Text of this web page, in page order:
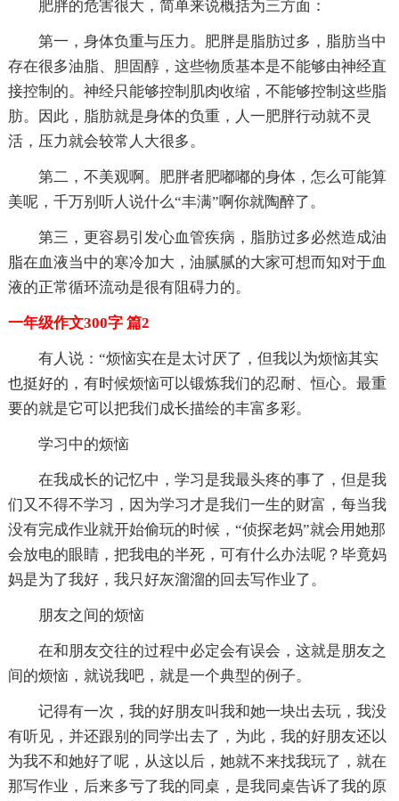
肥胖的危害很大，简单来说概括为三方面：
第一，身体负重与压力。肥胖是脂肪过多，脂肪当中
存在很多油脂、胆固醇，这些物质基本是不能够由神经直
接控制的。神经只能够控制肌肉收缩，不能够控制这些脂
肪。因此，脂肪就是身体的负重，人一肥胖行动就不灵
活，压力就会较常人大很多。
第二，不美观啊。肥胖者肥嘟嘟的身体，怎么可能算
美呢，千万别听人说什么“丰满”啊你就陶醉了。
第三，更容易引发心血管疾病，脂肪过多必然造成油
脂在血液当中的寒冷加大，油腻腻的大家可想而知对于血
液的正常循环流动是很有阻碍力的。
一年级作文300字 篇2
有人说：“烦恼实在是太讨厌了，但我以为烦恼其实
也挺好的，有时候烦恼可以锻炼我们的忍耐、恒心。最重
要的就是它可以把我们成长描绘的丰富多彩。
学习中的烦恼
在我成长的记忆中，学习是我最头疼的事了，但是我
们又不得不学习，因为学习才是我们一生的财富，每当我
没有完成作业就开始偷玩的时候，“侦探老妈”就会用她那
会放电的眼睛，把我电的半死，可有什么办法呢？毕竟妈
妈是为了我好，我只好灰溜溜的回去写作业了。
朋友之间的烦恼
在和朋友交往的过程中必定会有误会，这就是朋友之
间的烦恼，就说我吧，就是一个典型的例子。
记得有一次，我的好朋友叫我和她一块出去玩，我没
有听见，并还跟别的同学出去了，为此，我的好朋友还以
为我不和她好了呢，从这以后，她就不来找我玩了，就在
那写作业，后来多亏了我的同桌，是我同桌告诉了我的原